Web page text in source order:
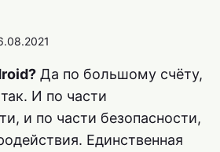
Да по большому счёту,
И по части
и по части безопасности,
Единственная